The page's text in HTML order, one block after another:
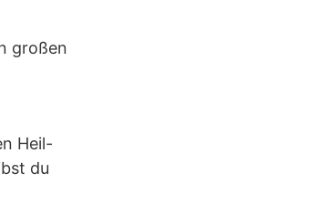
großen
Heil-
du